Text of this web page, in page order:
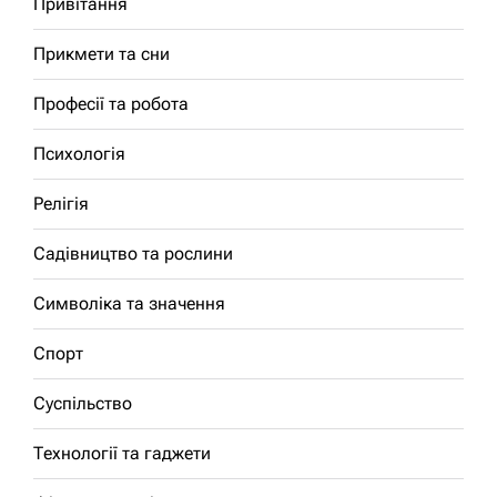
Привітання
Прикмети та сни
Професії та робота
Психологія
Релігія
Садівництво та рослини
Символіка та значення
Спорт
Суспільство
Технології та гаджети